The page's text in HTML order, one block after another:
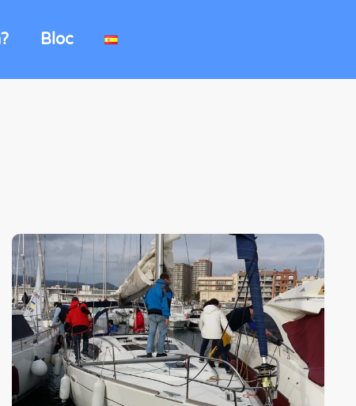
Bloc